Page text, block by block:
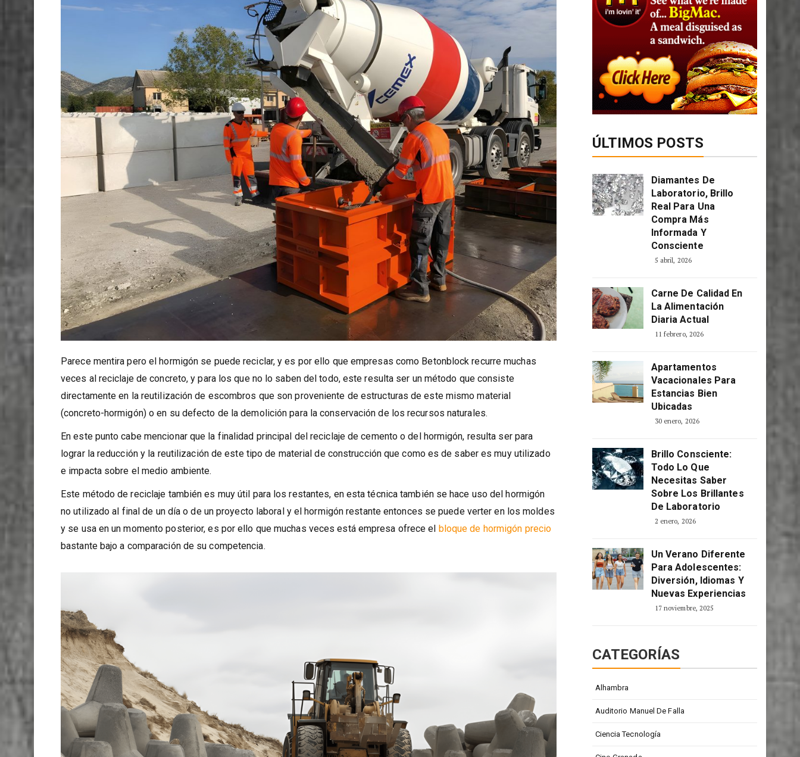
Parece mentira pero el hormigón se puede reciclar, y es por ello que empresas como Betonblock recurre muchas
veces al reciclaje de concreto, y para los que no lo saben del todo, este resulta ser un método que consiste
directamente en la reutilización de escombros que son proveniente de estructuras de este mismo material
(concreto-hormigón) o en su defecto de la demolición para la conservación de los recursos naturales.
En este punto cabe mencionar que la finalidad principal del reciclaje de cemento o del hormigón, resulta ser para
lograr la reducción y la reutilización de este tipo de material de construcción que como es de saber es muy utilizado
e impacta sobre el medio ambiente.
Este método de reciclaje también es muy útil para los restantes, en esta técnica también se hace uso del hormigón
no utilizado al final de un día o de un proyecto laboral y el hormigón restante entonces se puede verter en los moldes
y se usa en un momento posterior, es por ello que muchas veces está empresa ofrece el
Diamantes De
Laboratorio, Brillo
Real Para Una
Compra Más
Informada Y
Carne De Calidad En
La Alimentación
Apartamentos
Vacacionales Para
Estancias Bien
Brillo Consciente:
Todo Lo Que
Necesitas Saber
Sobre Los Brillantes
Un Verano Diferente
Para Adolescentes:
Diversión, Idiomas Y
Alhambra
Auditorio Manuel De Falla